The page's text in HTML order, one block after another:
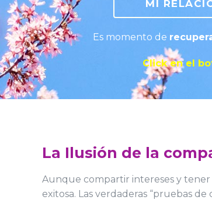
MI
Es momento de
Click en el
La Ilusión de la
Aunque compartir intereses y tener
exitosa. Las verdaderas “pruebas